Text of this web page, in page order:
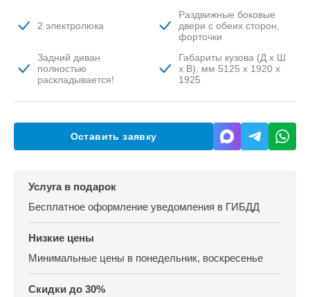
2 электролюка
Раздвижные боковые
двери с обеих сторон,
форточки
Задний диван
полностью
раскладывается!
Габариты кузова (Д x Ш
x В), мм 5125 x 1920 x
1925
Оставить заявку
Услуга в подарок
Бесплатное оформление уведомления в ГИБДД
Низкие цены
Минимальные цены в понедельник, воскресенье
Скидки до 30%